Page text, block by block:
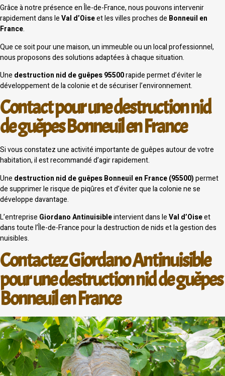
Grâce à notre présence en Île-de-France, nous pouvons intervenir
rapidement dans leVal d’Oiseet les villes proches de Bonneuil en
France.
Que ce soit pour une maison, un immeuble ou un local professionnel,
nous proposons des solutions adaptées à chaque situation.
Une destruction nid de guêpes 95500rapide permet d’éviter le
développement de la colonie et de sécuriser l’environnement.
Contact pour une destruction nid
de guêpes Bonneuil en France
Si vous constatez une activité importante de guêpes autour de votre
habitation, il est recommandé d’agir rapidement.
Une destruction nid de guêpes Bonneuil en France (95500)permet
de supprimer le risque de piqûres et d’éviter que la colonie ne se
développe davantage.
L’entreprise Giordano Antinuisibleintervient dans leVal d’Oiseet
dans toute l’Île-de-France pour la destruction de nids et la gestion des
nuisibles.
Contactez Giordano Antinuisible
pour une destruction nid de guêpes
Bonneuil en France